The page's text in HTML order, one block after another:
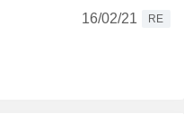
16/02/21
RE